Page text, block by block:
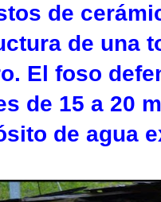
de
de una
El foso
de 15 a 20
de agua